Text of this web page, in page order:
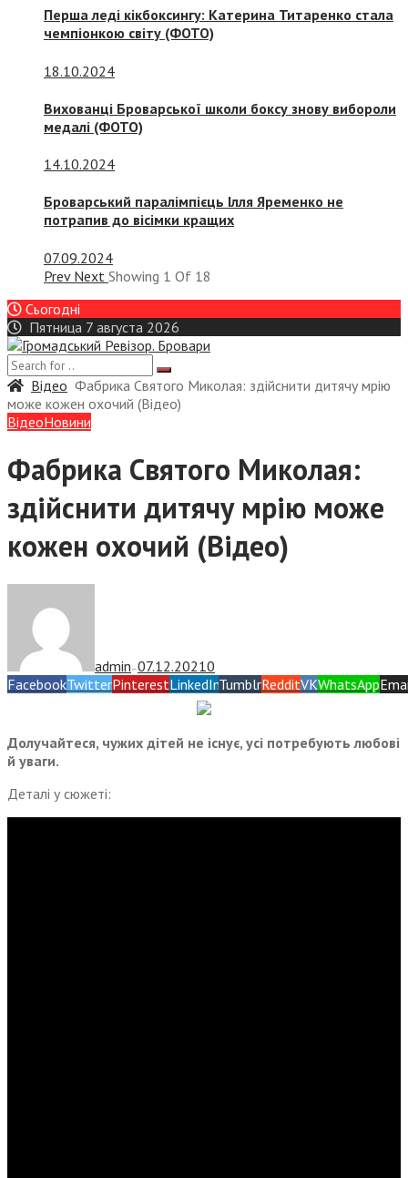
Перша леді кікбоксингу: Катерина Титаренко стала
чемпіонкою світу (ФОТО)
18.10.2024
Вихованці Броварської школи боксу знову вибороли
медалі (ФОТО)
14.10.2024
Броварський паралімпієць Ілля Яременко не
потрапив до вісімки кращих
07.09.2024
Prev Next Showing 1 Of 18
Сьогодні
Пятница 7 августа 2026
Відео Фабрика Святого Миколая: здійснити дитячу мрію
може кожен охочий (Відео)
ВідеоНовини
Фабрика Святого Миколая:
здійснити дитячу мрію може
кожен охочий (Відео)
admin —07.12.20210
FacebookTwitterPinterestLinkedInTumblrRedditVKWhatsApp
Долучайтеся, чужих дітей не існує, усі потребують любові
й уваги.
Деталі у сюжеті: